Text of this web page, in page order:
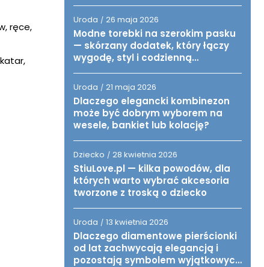
ręce,
Uroda / 26 maja 2026
Modne torebki na szerokim pasku
— skórzany dodatek, który łączy
wygodę, styl i codzienną
Uroda / 21 maja 2026
Dlaczego elegancki kombinezon
może być dobrym wyborem na
wesele, bankiet lub kolację?
Dziecko / 28 kwietnia 2026
StiuLove.pl — kilka powodów, dla
których warto wybrać akcesoria
tworzone z troską o dziecko
Uroda / 13 kwietnia 2026
Dlaczego diamentowe pierścionki
od lat zachwycają elegancją i
pozostają symbolem wyjątkowych